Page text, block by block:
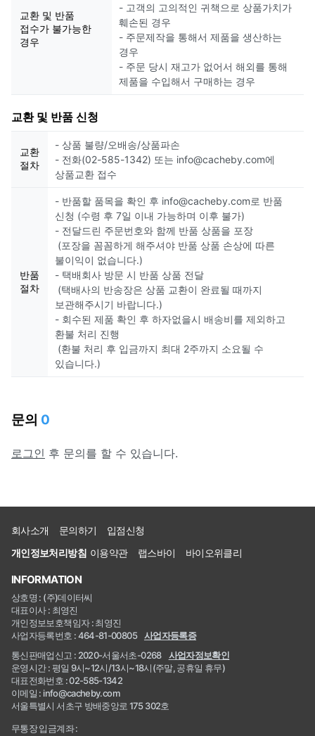
교환 및 반품
접수가 불가능한
경우
- 고객의 고의적인 귀책으로 상품가치가
훼손된 경우
- 주문제작을 통해서 제품을 생산하는
경우
- 주문 당시 재고가 없어서 해외를 통해
제품을 수입해서 구매하는 경우
교환 및 반품 신청
교환
절차
- 상품 불량/오배송/상품파손
- 전화(02-585-1342) 또는 info@cacheby.com에
상품교환 접수
반품
절차
- 반품할 품목을 확인 후 info@cacheby.com로 반품
신청 (수령 후 7일 이내 가능하며 이후 불가)
- 전달드린 주문번호와 함께 반품 상품을 포장
(포장을 꼼꼼하게 해주셔야 반품 상품 손상에 따른
불이익이 없습니다.)
- 택배회사 방문 시 반품 상품 전달
(택배사의 반송장은 상품 교환이 완료될 때까지
보관해주시기 바랍니다.)
- 회수된 제품 확인 후 하자없을시 배송비를 제외하고
환불 처리 진행
(환불 처리 후 입금까지 최대 2주까지 소요될 수
있습니다.)
문의 0
로그인 후 문의를 할 수 있습니다.
회사소개 문의하기
입점신청
개인정보처리방침 이용약관 랩스바이 바이오위클리
INFORMATION
상호명 : (주)데이터씨
대표이사 : 최영진
개인정보보호책임자 : 최영진
사업자등록번호 : 464-81-00805
사업자등록증
통신판매업신고 : 2020-서울서초-0268
사업자정보확인
운영시간 : 평일 9시~12시/13시~18시(주말, 공휴일 휴무)
대표전화번호 : 02-585-1342
이메일 : info@cacheby.com
서울특별시 서초구 방배중앙로 175 302호
무통장 입금계좌 :